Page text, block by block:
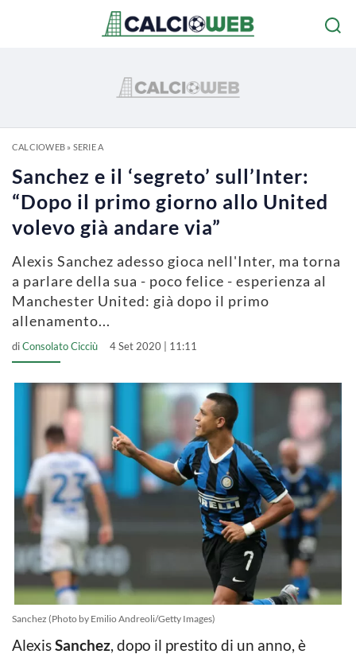
CALCIOWEB» SERIE A
Sanchez e il ‘segreto’ sull’Inter:
“Dopo il primo giorno allo United
volevo già andare via”
Alexis Sanchez adesso gioca nell'Inter, ma torna
a parlare della sua - poco felice - esperienza al
Manchester United: già dopo il primo
allenamento...
diConsolato Cicciù 4 Set 2020 | 11:11
Sanchez (Photo by Emilio Andreoli/Getty Images)
AlexisSanchez, dopo il prestito di un anno, è